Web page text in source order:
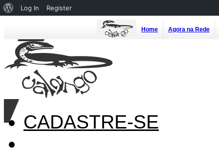
Home Agora na Rede
CADASTRE-SE
About
Log In Register